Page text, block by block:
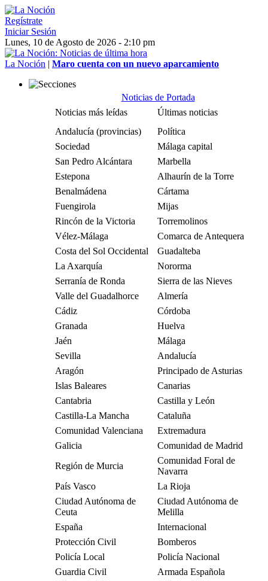
Regístrate
Iniciar Sesión
Lunes, 10 de Agosto de 2026 - 2:10 pm
La Noción | Maro cuenta con un nuevo aparcamiento
Noticias de Portada
Noticias más leídas
Últimas noticias
Andalucía (provincias)
Política
Sociedad
Málaga capital
San Pedro Alcántara
Marbella
Estepona
Alhaurín de la Torre
Benalmádena
Cártama
Fuengirola
Mijas
Rincón de la Victoria
Torremolinos
Vélez-Málaga
Comarca de Antequera
Costa del Sol Occidental
Guadalteba
La Axarquía
Nororma
Serranía de Ronda
Sierra de las Nieves
Valle del Guadalhorce
Almería
Cádiz
Córdoba
Granada
Huelva
Jaén
Málaga
Sevilla
Andalucía
Aragón
Principado de Asturias
Islas Baleares
Canarias
Cantabria
Castilla y León
Castilla-La Mancha
Cataluña
Comunidad Valenciana
Extremadura
Galicia
Comunidad de Madrid
Región de Murcia
Comunidad Foral de
Navarra
País Vasco
La Rioja
Ciudad Autónoma de
Ceuta
Ciudad Autónoma de
Melilla
España
Internacional
Protección Civil
Bomberos
Policía Local
Policía Nacional
Guardia Civil
Armada Española